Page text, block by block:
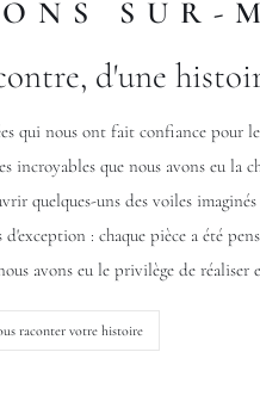
SUR-
d'une
qui nous ont fait confiance pour
incroyables que nous avons eu la
quelques-uns des voiles
: chaque pièce a été
avons eu le privilège de
raconter votre histoire